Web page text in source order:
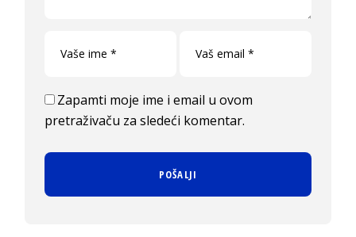
Zapamti moje ime i email u ovom
pretraživaču za sledeći komentar.